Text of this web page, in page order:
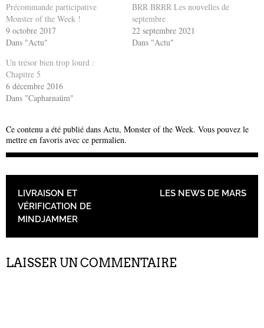
Précommande participative
Monster of the Week !
9 octobre 2017
Dans "Actu"
BRR BRRR Les nouvelles de
septembre
22 septembre 2021
Dans "Actu"
Un trésor bien trop lourd :
Chapitre 5
6 décembre 2016
Dans "Capharnaüm"
Ce contenu a été publié dans Actu, Monster of the Week. Vous pouvez le
mettre en favoris avec ce permalien.
NAVIGATION DES ARTICLES
LIVRAISON ET
VÉRIFICATION DE
MINDJAMMER
LES NEWS DE MARS
LAISSER UN COMMENTAIRE